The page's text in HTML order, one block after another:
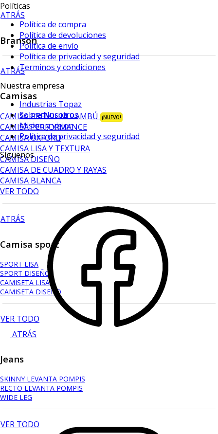
ATRÁS
Branson
ATRÁS
Camisas
CAMISA PREMIUM BAMBÚ ¡NUEVO!
CAMISA PERFORMANCE
CAMISA OXFORD
CAMISA LISA Y TEXTURA
CAMISA DISEÑO
CAMISA DE CUADRO Y RAYAS
CAMISA BLANCA
VER TODO
ATRÁS
Camisa sport
SPORT LISA
SPORT DISEÑO
CAMISETA LISA
CAMISETA DISEÑO
VER TODO
ATRÁS
Jeans
SKINNY LEVANTA POMPIS
RECTO LEVANTA POMPIS
WIDE LEG
VER TODO
Políticas
Política de compra
Política de devoluciones
Política de envío
Política de privacidad y seguridad
Terminos y condiciones
Nuestra empresa
Industrias Topaz
Sobre Nosotros
Mision y vision
Política de privacidad y seguridad
Síguenos